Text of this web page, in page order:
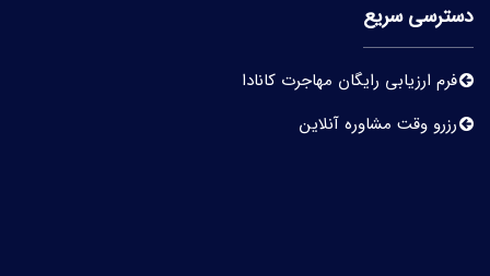
دسترسی سریع
فرم ارزیابی رایگان مهاجرت کانادا
رزرو وقت مشاوره آنلاین